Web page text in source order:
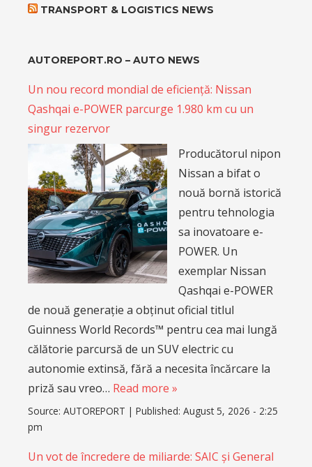
TRANSPORT & LOGISTICS NEWS
AUTOREPORT.RO – AUTO NEWS
Un nou record mondial de eficiență: Nissan
Qashqai e-POWER parcurge 1.980 km cu un
singur rezervor
Producătorul nipon
Nissan a bifat o
nouă bornă istorică
pentru tehnologia
sa inovatoare e-
POWER. Un
exemplar Nissan
Qashqai e-POWER
de nouă generație a obținut oficial titlul
Guinness World Records™ pentru cea mai lungă
călătorie parcursă de un SUV electric cu
autonomie extinsă, fără a necesita încărcare la
priză sau vreo… Read more »
Source: AUTOREPORT | Published: August 5, 2026 - 2:25
pm
Un vot de încredere de miliarde: SAIC și General